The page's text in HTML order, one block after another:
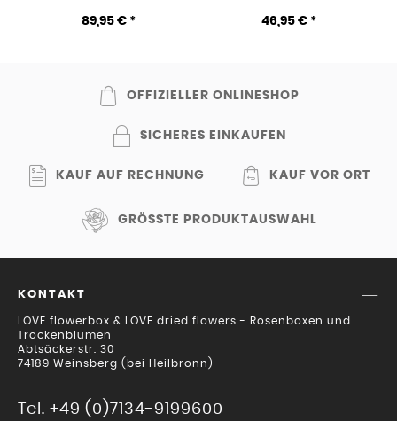
Rosen | Weiss
89,95 € *
gold
46,95 € *
OFFIZIELLER ONLINESHOP
SICHERES EINKAUFEN
KAUF AUF RECHNUNG KAUF VOR ORT
GRÖSSTE PRODUKTAUSWAHL
KONTAKT
LOVE flowerbox & LOVE dried flowers - Rosenboxen und
Trockenblumen
Abtsäckerstr. 30
74189 Weinsberg (bei Heilbronn)
Tel. +49 (0)7134-9199600